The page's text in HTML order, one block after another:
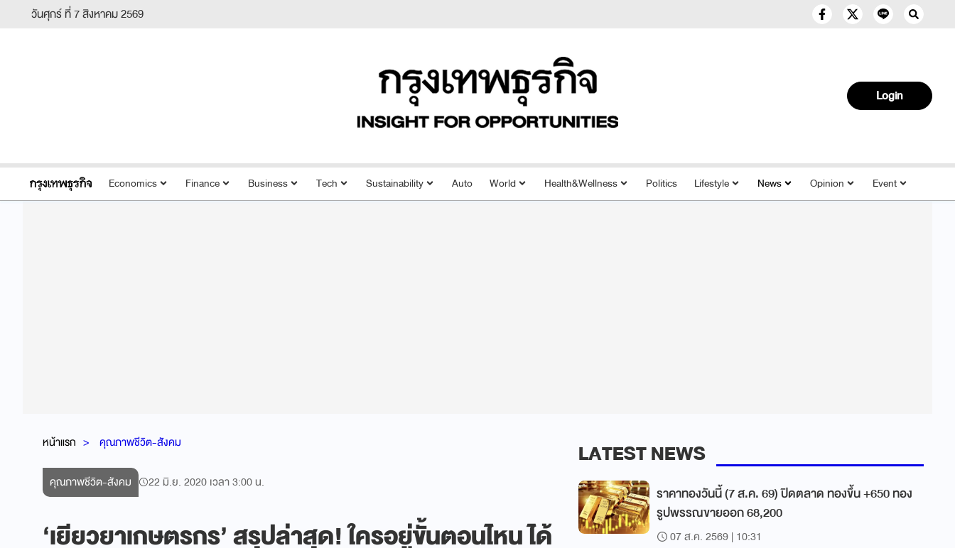
วันศุกร์ ที่ 7 สิงหาคม 2569
Login
Economics Finance Business Tech Sustainability Auto World Health&Wellness Politics Lifestyle News Opinion Event
หน้าแรก คุณภาพชีวิต-สังคม
คุณภาพชีวิต-สังคม 22 มิ.ย. 2020 เวลา 3:00 น.
‘เยียวยาเกษตรกร’ สรุปล่าสุด! ใครอยู่ขั้นตอนไหน ได้
LATEST NEWS
ราคาทองวันนี้ (7 ส.ค. 69) ปิดตลาด ทองขึ้น +650 ทอง
รูปพรรณขายออก 68,200
07 ส.ค. 2569 | 10:31